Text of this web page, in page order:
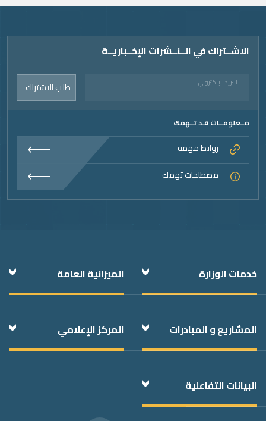
الاشــتراك في الــنــشرات الإخــباريــة
البريد الإلكتروني طلب الاشتراك
مــعلومــات قـد تــهمك
روابط مهمة
مصطلحات تهمك
خدمات الوزارة الميزانية العامة
المشاريع و المبادرات المركز الإعلامي
البيانات التفاعلية